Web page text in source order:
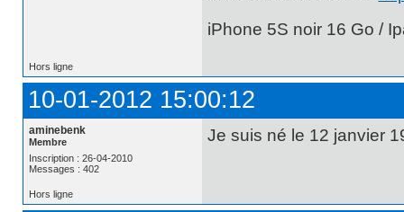
iPhone 5S noir 16 Go /
Hors ligne
10-01-2012 15:00:12
aminebenk
Membre
Inscription : 26-04-2010
Messages : 402
Je suis né le 12 janvier
Hors ligne